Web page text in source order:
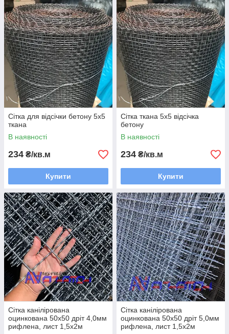
Сітка для відсічки бетону 5х5
ткана
В наявності
234 ₴/кв.м
Купити
Сітка ткана 5х5 відсічка
бетону
В наявності
234 ₴/кв.м
Купити
Сітка канілірована
оцинкована 50х50 дріт 4,0мм
рифлена, лист 1,5х2м
Сітка канілірована
оцинкована 50х50 дріт 5,0мм
рифлена, лист 1,5х2м